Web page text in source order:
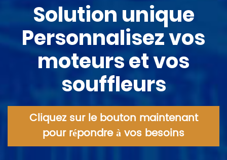
Solution unique
Personnalisez vos
moteurs et vos
souffleurs
Cliquez sur le bouton maintenant
pour répondre à vos besoins